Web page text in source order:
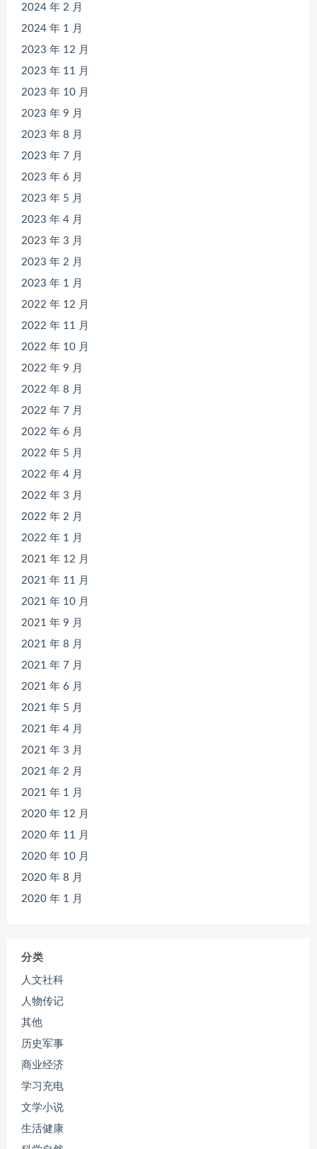
2024 年 2 月
2024 年 1 月
2023 年 12 月
2023 年 11 月
2023 年 10 月
2023 年 9 月
2023 年 8 月
2023 年 7 月
2023 年 6 月
2023 年 5 月
2023 年 4 月
2023 年 3 月
2023 年 2 月
2023 年 1 月
2022 年 12 月
2022 年 11 月
2022 年 10 月
2022 年 9 月
2022 年 8 月
2022 年 7 月
2022 年 6 月
2022 年 5 月
2022 年 4 月
2022 年 3 月
2022 年 2 月
2022 年 1 月
2021 年 12 月
2021 年 11 月
2021 年 10 月
2021 年 9 月
2021 年 8 月
2021 年 7 月
2021 年 6 月
2021 年 5 月
2021 年 4 月
2021 年 3 月
2021 年 2 月
2021 年 1 月
2020 年 12 月
2020 年 11 月
2020 年 10 月
2020 年 8 月
2020 年 1 月
分类
人文社科
人物传记
其他
历史军事
商业经济
学习充电
文学小说
生活健康